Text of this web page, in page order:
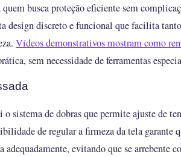
busca proteção eficiente sem
design discreto e funcional que facilita
Vídeos demonstrativos mostram como
sem necessidade de ferramentas
sistema de dobras que permite ajuste de
de regular a firmeza da tela garante
adequadamente, evitando que se arrebente